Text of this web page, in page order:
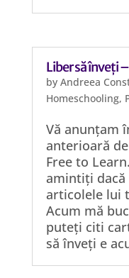
Liber să înveți
by Andreea
Homeschooling,
Vă anunțam
anterioară
Free to
amintiți
articolele lui
Acum mă
puteți citi
să înveți e